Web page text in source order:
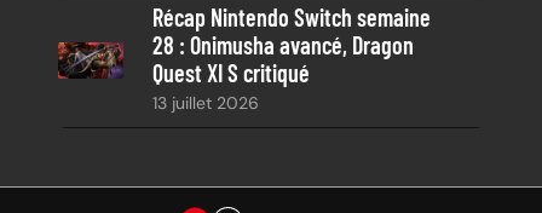
Récap Nintendo Switch semaine
28 : Onimusha avancé, Dragon
Quest XI S critiqué
13 juillet 2026